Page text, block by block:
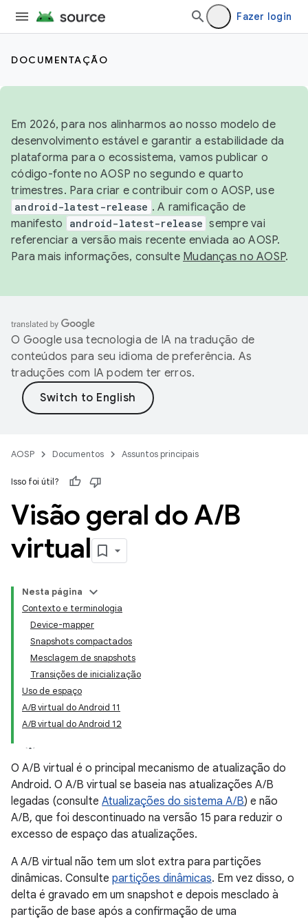
Fazer login
DOCUMENTAÇÃO
Em 2026, para nos alinharmos ao nosso modelo de
desenvolvimento estável e garantir a estabilidade da
plataforma para o ecossistema, vamos publicar o
código-fonte no AOSP no segundo e quarto
trimestres. Para criar e contribuir com o AOSP, use
android-latest-release . A ramificação de
manifesto
android-latest-release sempre vai
referenciar a versão mais recente enviada ao AOSP.
Para mais informações, consulte Mudanças no AOSP.
O Google usa tecnologia de IA na tradução de
conteúdos para seu idioma de preferência. As
traduções com IA podem ter erros.
AOSP Documentos Assuntos principais
Isso foi útil?
Visão geral do A/B
virtual
Nesta página
Contexto e terminologia
Device-mapper
Snapshots compactados
Mesclagem de snapshots
Transições de inicialização
Uso de espaço
A/B virtual do Android 11
A/B virtual do Android 12
O A/B virtual é o principal mecanismo de atualização do
Android. O A/B virtual se baseia nas atualizações A/B
legadas (consulte Atualizações do sistema A/B) e não
A/B, que foi descontinuado na versão 15 para reduzir o
excesso de espaço das atualizações.
A A/B virtual não tem um slot extra para partições
dinâmicas. Consulte partições dinâmicas. Em vez disso, o
delta é gravado em um snapshot e depois mesclado à
partição de base após a confirmação de uma